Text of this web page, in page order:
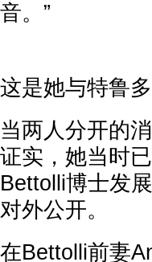
音。”
这是她与特鲁
当两人分开的
证实，她当时
Bettolli博士发
对外公开。
在Bettolli前妻